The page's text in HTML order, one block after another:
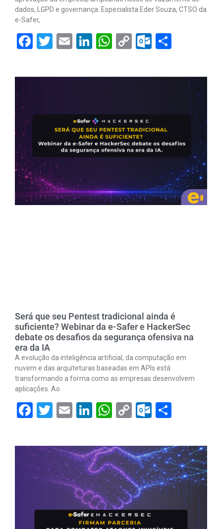
dados, LGPD e governança. Especialista Eder Souza, CTSO da
e-Safer,
Facebook
Twitter
EmailLinkedIn
WhatsApp
Copy
Será que seu Pentest tradicional ainda é
suficiente? Webinar da e-Safer e HackerSec
debate os desafios da segurança ofensiva na
era da IA
A evolução da inteligência artificial, da computação em
nuvem e das arquiteturas baseadas em APIs está
transformando a forma como as empresas desenvolvem
aplicações. Ao
Facebook
Twitter
EmailLinkedIn
WhatsApp
Copy